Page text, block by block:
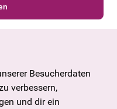
Wien
Tirol
Vorarlberg
Besucherdaten
verbessern,
und dir ein